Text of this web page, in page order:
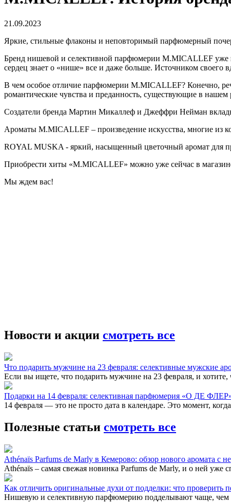
21.09.2023
Яркие, стильные флаконы и неповторимый парфюмерный
Бренд нишевой и селективной парфюмерии M.MICALLEF уже
сердец знает о «нише» все и даже больше. Источником
В чем особое отличие парфюмерии M.MICALLEF? Конечно,
романтические чувства и преданность, существующие в
Создатели бренда Мартин Микаллеф и Джеффри Нейман
Ароматы M.MICALLEF – произведение искусства, многие из
ROYAL MUSKA - яркий, насыщенный цветочный аромат для
Приобрести хиты «M.MICALLEF» можно уже сейчас в
Мы ждем вас!
Новости и акции смотреть все
Что подарить мужчине на 23 февраля: селективные мужские
Если вы ищете, что подарить мужчине на 23 февраля, и
Подарки на 14 февраля: селективная парфюмерия «О ДЕ
14 февраля — это не просто дата в календаре. Это момент,
Полезные статьи смотреть все
Athénaïs Parfums de Marly в Кемерово: обзор нового аромата с
Athénaïs – самая свежая новинка Parfums de Marly, и о ней уже
Как отличить оригинальные духи от подделки: что проверить
Нишевую и селективную парфюмерию подделывают чаще, чем